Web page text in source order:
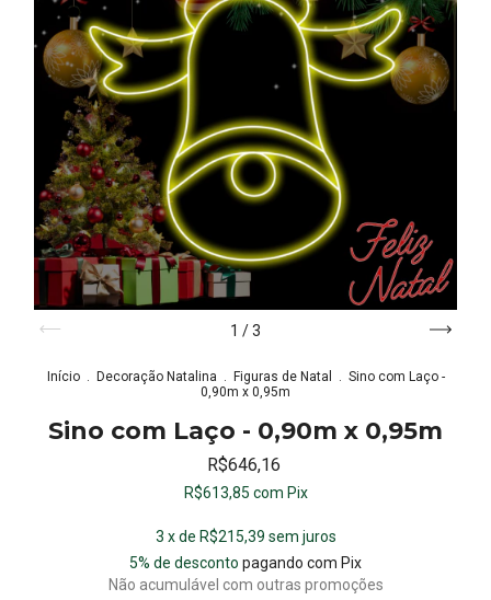
1 /3
Início . Decoração Natalina . Figuras de Natal . Sino com Laço -
0,90m x 0,95m
Sino com Laço - 0,90m x 0,95m
R$646,16
R$613,85 com Pix
3 x de R$215,39 sem juros
5% de desconto pagando com Pix
Não acumulável com outras promoções